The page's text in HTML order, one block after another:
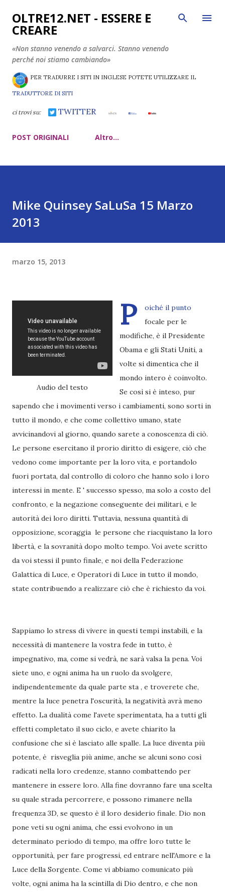
Passa ai contenuti principali
OLTRE12.NET - ESSERE E
CREARE
«Non stanno venendo a salvarci. Stanno venendo
perché noi stiamo cambiando»
PER TRADURRE I SITI IN INGLESE POTETE UTILIZZARE IL
TRADUTTORE DI SITI
ci trovi su: TWITTER
POST ORIGINALI Altro…
Mike Quinsey SaLuSa 15 Marzo
2013
marzo 15, 2013
Audio del testo
P
oiché il punto
focale per le
modifiche, è il Presidente
Obama e gli Stati Uniti, a
volte si dimentica che il
mondo intero è coinvolto.
Se così si è inteso, pur
sapendo che i movimenti verso i cambiamenti, sono sorti in
tutto il mondo, e che come collettivo umano, state
avvicinandovi al giorno, quando sarete a conoscenza di ciò.
Le persone esercitano il prorio diritto di esigere, ciò che
vedono come importante per la loro vita, e portandolo
fuori portata, dal controllo di coloro che hanno solo i loro
interessi in mente. E ' successo spesso, ma solo a costo del
confronto, e la negazione conseguente dei militari, e le
autorità dei loro diritti. Tuttavia, nessuna quantità di
opposizione, scoraggia le persone che riacquistano la loro
libertà, e la sovranità dopo molto tempo. Voi avete scritto
da voi stessi il punto finale, e noi della Federazione
Galattica di Luce, e Operatori di Luce in tutto il mondo,
state contribuendo a realizzare ciò che è richiesto da voi.
Sappiamo lo stress di vivere in questi tempi instabili, e la
necessità di mantenere la vostra fede in tutto, è
impegnativo, ma, come si vedrà, ne sarà valsa la pena. Voi
siete uno, e ogni anima ha un ruolo da svolgere,
indipendentemente da quale parte sta , e troverete che,
mentre la luce penetra l'oscurità, la negatività avrà meno
effetto. La dualità come l'avete sperimentata, ha a tutti gli
effetti completato il suo ciclo, e avete chiarito la
confusione che si è lasciato alle spalle. La luce diventa più
potente, è risveglia più anime, anche se alcuni sono così
radicati nella loro credenze, stanno combattendo per
mantenere in essere loro. Alla fine dovranno fare una scelta
su quale strada percorrere, e possono rimanere nella
frequenza 3D, se questo è il loro desiderio finale. Dio non
pone veti su ogni anima, che essi evolvono in un
determinato periodo di tempo, ma offre loro tutte le
opportunità, per fare progressi, ed entrare nell'Amore e la
Luce della Sorgente. Come vi abbiamo comunicato più
volte, ogni anima ha la scintilla di Dio dentro, e che non